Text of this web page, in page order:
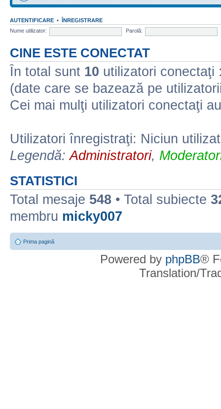
AUTENTIFICARE • ÎNREGISTRARE
Nume utilizator:
Parolă:
CINE ESTE CONECTAT
În total sunt 10 utilizatori conectaţi
(date care se bazează pe
Cei mai mulţi utilizatori conectaţi
Utilizatori înregistraţi: Niciun
Legendă:Administratori,
STATISTICI
Total mesaje 548 • Total subiecte
membru micky007
Prima pagină
Powered by phpBB®
Translation/